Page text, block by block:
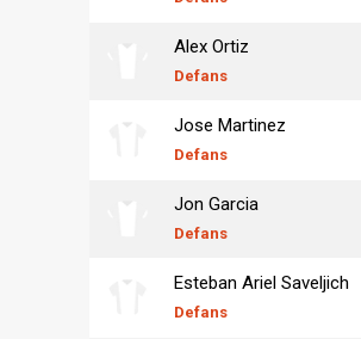
Alex Ortiz
Defans
Jose Martinez
Defans
Jon Garcia
Defans
Esteban Ariel Saveljich
Defans